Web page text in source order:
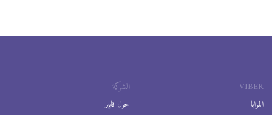
VIBER
المزايا
الشركة
حول فايبر